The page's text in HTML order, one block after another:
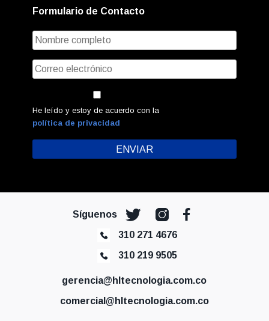
Formulario de Contacto
He leído y estoy de acuerdo con la
política de privacidad
Síguenos
310 271 4676
310 219 9505
gerencia@hltecnologia.com.co
comercial@hltecnologia.com.co